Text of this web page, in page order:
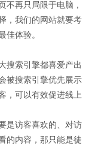
再只局限于电脑，
，我们的网站就要考
佳体验。
索引擎都喜爱产出
被搜索引擎优先展示
，可以有效促进线上
访客喜欢的、对访
的内容，那只能是徒